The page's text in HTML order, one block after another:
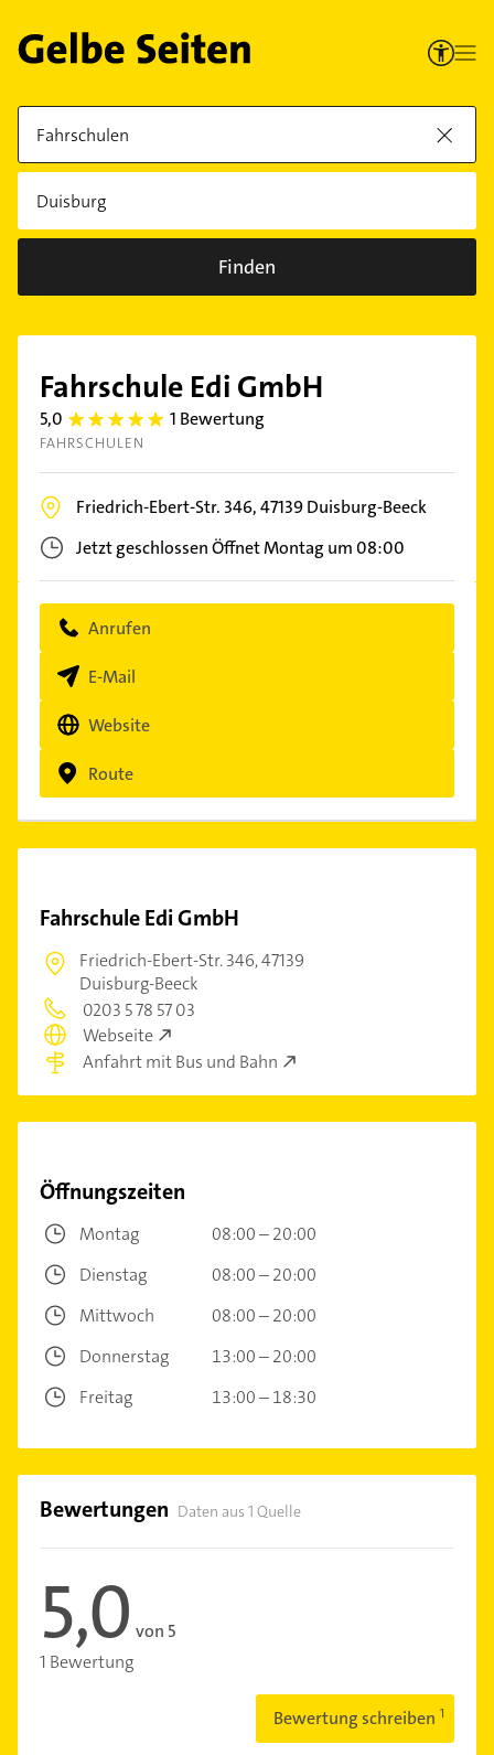
Finden
Fahrschule Edi GmbH
5,0 5.0 1 Bewertung
FAHRSCHULEN
Friedrich-Ebert-Str. 346,47139Duisburg-Beeck
Jetzt geschlossenÖffnet Montag um 08:00
Anrufen
E-Mail
Website
Route
Fahrschule Edi GmbH
Friedrich-Ebert-Str. 346,47139
Duisburg-Beeck
0203 5 78 57 03
Webseite
Anfahrt mit Bus und Bahn
Öffnungszeiten
Montag
08:00 – 20:00
Dienstag
08:00 – 20:00
Mittwoch
08:00 – 20:00
Donnerstag
13:00 – 20:00
Freitag
13:00 – 18:30
Bewertungen Daten aus 1 Quelle
5,0 von 5
1 Bewertung
Bewertung schreiben